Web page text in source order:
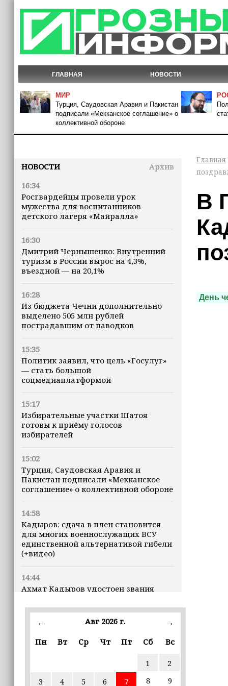
ГЛАВНАЯ НОВОСТИ
МИР
Турция, Саудовская Аравия и Пакистан
подписали «Мекканское соглашение» о
коллективной обороне
НОВОСТИ
Архив
16:34
Росгвардейцы провели урок
мужества для воспитанников
детского лагеря «Майралла»
16:30
Дмитрий Чернышенко: Внутренний
туризм в России вырос на 4,3%,
въездной — на 20,1%
16:28
Из бюджета Чечни дополнительно
выделено 505 млн рублей
пострадавшим от паводков
15:35
Политик заявил, что цель «Госулуг»
— стать большой
соцмедиаплатформой
15:17
Избирательные участки Шатоя
готовы к приёму голосов
избирателей
15:02
Турция, Саудовская Аравия и
Пакистан подписали «Мекканское
соглашение» о коллективной обороне
14:58
Кадыров: сдача в плен становится
для многих военнослужащих ВСУ
единственной альтернативой гибели
(+видео)
14:44
Ахмат Кадыров удостоен звания
13:50
разработчикам разрабатывать
12:49
← Авг 2026 г.
→
Пн
Вт Ср Чт Пт Сб Вс
1
2
3
4 5 6 7 8
9
Главная
В
День